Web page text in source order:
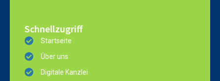
Schnellzugriff
Startseite
Über uns
Digitale Kanzlei